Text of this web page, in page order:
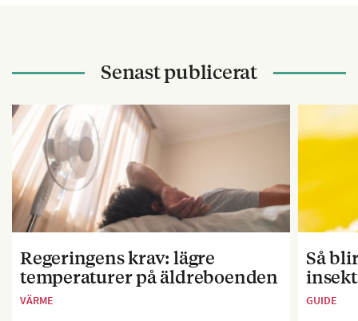
Senast publicerat
Regeringens krav: lägre
temperaturer på äldreboenden
VÄRME
Så
GUIDE